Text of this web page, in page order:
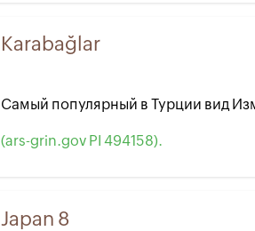
Karabağlar
Самый популярный в Турции вид
(ars-grin.gov PI 494158).
Japan 8